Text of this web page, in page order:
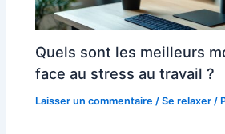
Quels sont les meilleurs
face au stress au travail ?
Laisser un commentaire /Se relaxer /